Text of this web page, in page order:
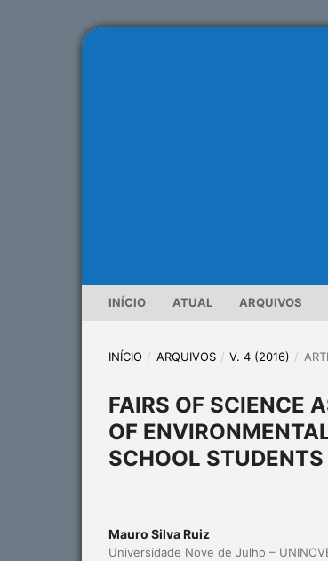
INÍCIO ATUAL ARQUIVOS
INÍCIO / ARQUIVOS / V. 4 (2016) /
FAIRS OF SCIENCE
OF
SCHOOL STUDENTS
Mauro Silva Ruiz
Universidade Nove de Julho –